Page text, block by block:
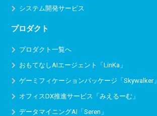
システム開発サービス
プロダクト
プロダクト一覧へ
おもてなしAIエージェント「LinKa」
ゲーミフィケーションパッケージ「Skywalker」
オフィスDX推進サービス 「みえるーむ」
データマイニングAI「Seren」